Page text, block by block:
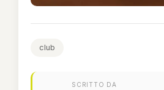
club
SCRITTO DA